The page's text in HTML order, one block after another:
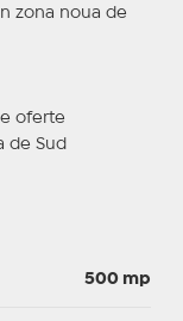
zona noua de
oferte
de Sud
500 mp